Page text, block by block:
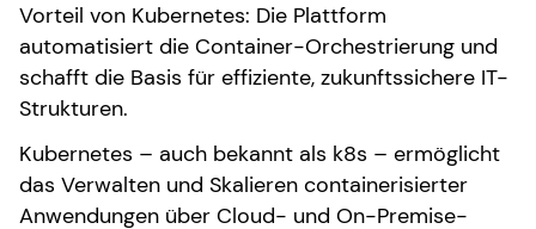
Vorteil von Kubernetes: Die Plattform
automatisiert die Container-Orchestrierung und
schafft die Basis für effiziente, zukunftssichere IT-
Strukturen.
Kubernetes – auch bekannt als k8s – ermöglicht
das Verwalten und Skalieren containerisierter
Anwendungen über Cloud- und On-Premise-